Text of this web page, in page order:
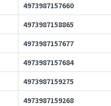
4973987157660
4973987158865
4973987157677
4973987157684
4973987159275
4973987159268